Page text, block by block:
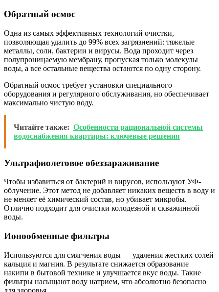
Обратный осмос
Одна из самых эффективных технологий очистки,
позволяющая удалить до 99% всех загрязнений: тяжелые
металлы, соли, бактерии и вирусы. Вода проходит через
полупроницаемую мембрану, пропуская только молекулы
воды, а все остальные вещества остаются по одну сторону.
Обратный осмос требует установки специального
оборудования и регулярного обслуживания, но обеспечивает
максимально чистую воду.
Читайте также: Особенности рациональной системы
водоснабжения квартиры: ключевые решения
Ультрафиолетовое обеззараживание
Чтобы избавиться от бактерий и вирусов, используют УФ-
облучение. Этот метод не добавляет никаких веществ в воду и
не меняет её химический состав, но убивает микробы.
Отлично подходит для очистки колодезной и скважинной
воды.
Ионообменные фильтры
Используются для смягчения воды — удаления жестких солей
кальция и магния. В результате снижается образование
накипи в бытовой технике и улучшается вкус воды. Такие
фильтры насыщают воду натрием, что абсолютно безопасно
для здоровья.